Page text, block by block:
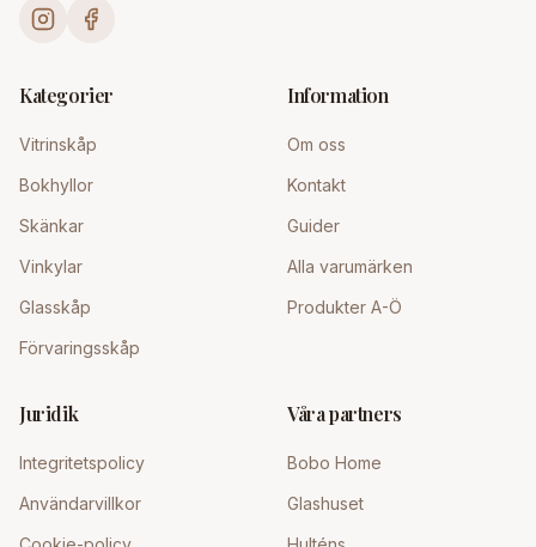
Kategorier
Vitrinskåp
Bokhyllor
Skänkar
Vinkylar
Glasskåp
Förvaringsskåp
Information
Om oss
Kontakt
Guider
Alla varumärken
Produkter A-Ö
Juridik
Integritetspolicy
Användarvillkor
Våra partners
Bobo Home
Glashuset